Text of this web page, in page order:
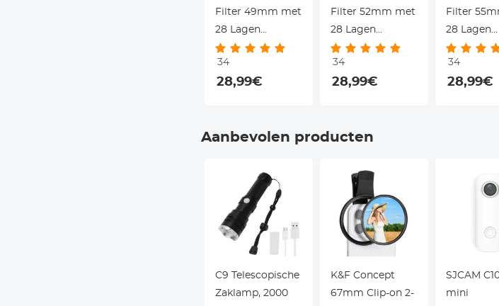
Filter 49mm met
28 Lagen
Coating en
Lensdop - Nano
Xcel Serie
34
28,99€
Filter 52mm met
28 Lagen
Coating en
Lensdop - Nano
Xcel Serie
34
28,99€
Filter
28 Lagen
Coating
Lensdop -
Xcel Serie
34
28,99€
Aanbevolen producten
C9 Telescopische
Zaklamp, 2000
K&F Concept
67mm Clip-on 2-
SJCAM
mini